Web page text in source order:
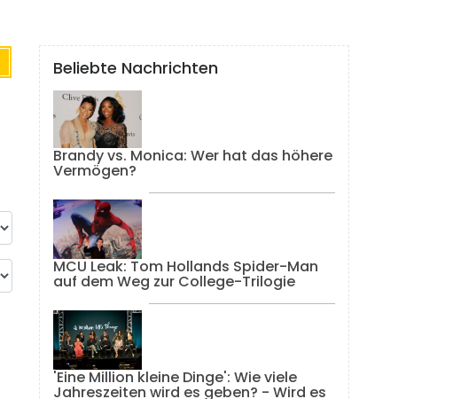
Beliebte Nachrichten
Brandy vs. Monica: Wer hat das höhere
Vermögen?
MCU Leak: Tom Hollands Spider-Man
auf dem Weg zur College-Trilogie
'Eine Million kleine Dinge': Wie viele
Jahreszeiten wird es geben? - Wird es